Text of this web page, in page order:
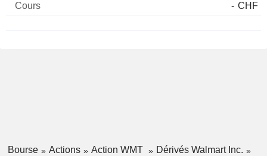
- CHF
Bourse Actions Action WMT
Dérivés Walmart Inc.